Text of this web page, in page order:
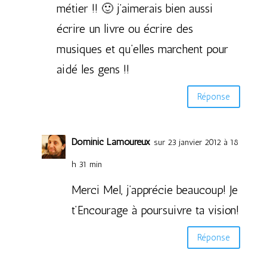
métier !! 🙂 j’aimerais bien aussi
écrire un livre ou écrire des
musiques et qu’elles marchent pour
aidé les gens !!
Réponse
Dominic Lamoureux sur 23 janvier 2012 à 18
h 31 min
Merci Mel, j’apprécie beaucoup! Je
t’Encourage à poursuivre ta vision!
Réponse